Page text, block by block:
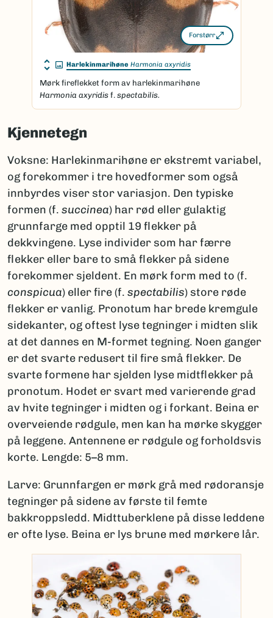
Forstørr
Harlekinmarihøne Harmonia axyridis
Mørk fireflekket form av harlekinmarihøne
Harmonia axyridis f. spectabilis.
Kjennetegn
Voksne: Harlekinmarihøne er ekstremt variabel,
og forekommer i tre hovedformer som også
innbyrdes viser stor variasjon. Den typiske
formen (f. succinea) har rød eller gulaktig
grunnfarge med opptil 19 flekker på
dekkvingene. Lyse individer som har færre
flekker eller bare to små flekker på sidene
forekommer sjeldent. En mørk form med to (f.
conspicua) eller fire (f. spectabilis) store røde
flekker er vanlig. Pronotum har brede kremgule
sidekanter, og oftest lyse tegninger i midten slik
at det dannes en M-formet tegning. Noen ganger
er det svarte redusert til fire små flekker. De
svarte formene har sjelden lyse midtflekker på
pronotum. Hodet er svart med varierende grad
av hvite tegninger i midten og i forkant. Beina er
overveiende rødgule, men kan ha mørke skygger
på leggene. Antennene er rødgule og forholdsvis
korte. Lengde: 5–8 mm.
Larve: Grunnfargen er mørk grå med rødoransje
tegninger på sidene av første til femte
bakkroppsledd. Midttuberklene på disse leddene
er ofte lyse. Beina er lys brune med mørkere lår.